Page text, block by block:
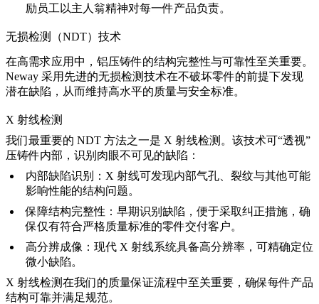
励员工以主人翁精神对每一件产品负责。
无损检测（NDT）技术
在高需求应用中，铝压铸件的结构完整性与可靠性至关重要。
Neway 采用先进的无损检测技术在不破坏零件的前提下发现
潜在缺陷，从而维持高水平的质量与安全标准。
X 射线检测
我们最重要的 NDT 方法之一是 X 射线检测。该技术可“透视”
压铸件内部，识别肉眼不可见的缺陷：
内部缺陷识别： X 射线可发现内部气孔、裂纹与其他可能
影响性能的结构问题。
保障结构完整性： 早期识别缺陷，便于采取纠正措施，确
保仅有符合严格质量标准的零件交付客户。
高分辨成像： 现代 X 射线系统具备高分辨率，可精确定位
微小缺陷。
X 射线检测在我们的质量保证流程中至关重要，确保每件产品
结构可靠并满足规范。